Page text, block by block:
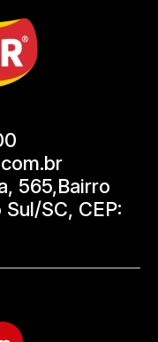
565,Bairro
SC, CEP: